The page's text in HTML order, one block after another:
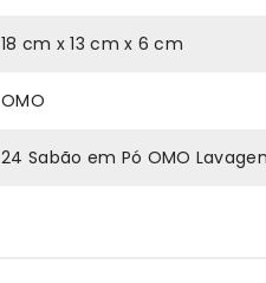
18 cm x 13 cm x 6 cm
OMO
24 Sabão em Pó OMO